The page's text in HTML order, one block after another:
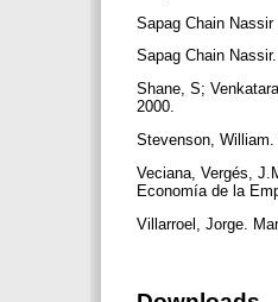
Sapag Chain
Sapag Chain
Shane, S;
2000.
Stevenson,
Veciana, Vergés,
Economía de la
Villarroel, Jorge.